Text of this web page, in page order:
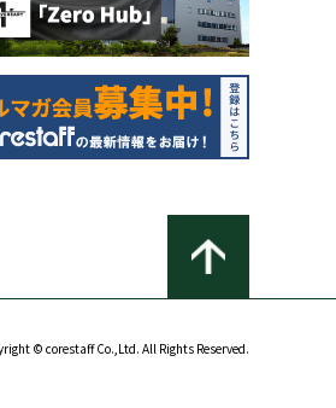
© corestaff Co.,Ltd. All Rights Reserved.